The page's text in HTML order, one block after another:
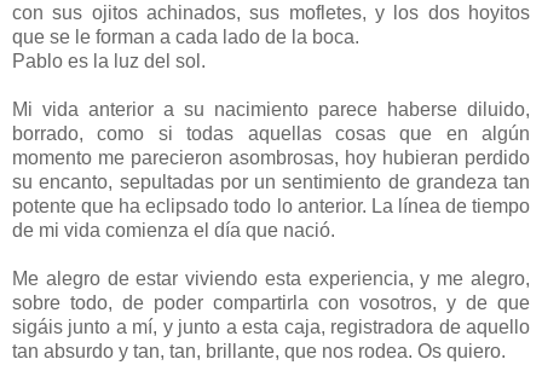
con sus ojitos achinados, sus mofletes, y los dos hoyitos
que se le forman a cada lado de la boca.
Pablo es la luz del sol.
Mi vida anterior a su nacimiento parece haberse diluido,
borrado, como si todas aquellas cosas que en algún
momento me parecieron asombrosas, hoy hubieran perdido
su encanto, sepultadas por un sentimiento de grandeza tan
potente que ha eclipsado todo lo anterior. La línea de tiempo
de mi vida comienza el día que nació.
Me alegro de estar viviendo esta experiencia, y me alegro,
sobre todo, de poder compartirla con vosotros, y de que
sigáis junto a mí, y junto a esta caja, registradora de aquello
tan absurdo y tan, tan, brillante, que nos rodea. Os quiero.